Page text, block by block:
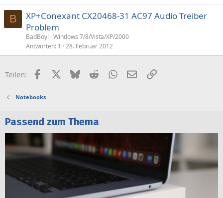
B
XP+Conexant CX20468-31 AC97 Audio Treiber
Problem
BadBoy! Windows 7/8/Vista/XP/2000
Antworten 1 28. Februar 2012
Teilen: FacebookX (Twitter)
BlueskyRedditWhatsApp
E-MailLink
Notebooks
Passend zum Thema